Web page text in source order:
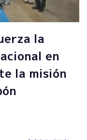
la
en
la misión